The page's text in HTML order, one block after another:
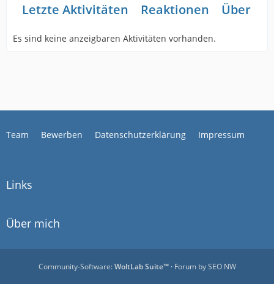
Letzte Aktivitäten Reaktionen Über
Es sind keine anzeigbaren Aktivitäten vorhanden.
Team Bewerben Datenschutzerklärung Impressum
Links
Über mich
Community-Software:WoltLab Suite™· Forum bySEO NW